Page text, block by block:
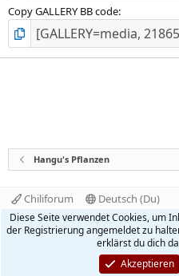
Copy GALLERY BB code
Hangu's Pflanzen
Chiliforum
Deutsch (Du)
Kontakt
Nutzungsbedingungen
Hilfe und Impressum
Start
R
S
Community platform by XenForo® ©
Quality Add-Ons made withbyWMTech.
Diese Seite verwendet Cookies, um
der Registrierung angemeldet zu
erklärst du dich
Akzeptieren